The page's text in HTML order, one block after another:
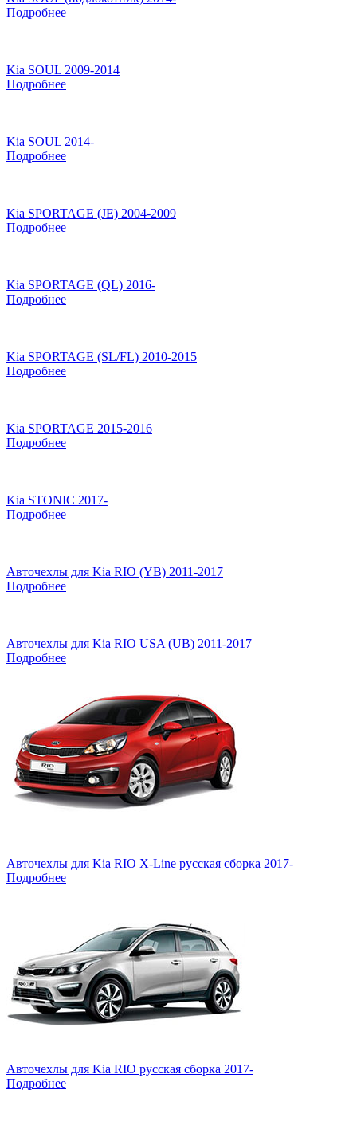
Подробнее
Kia SOUL 2009-2014
Подробнее
Kia SOUL 2014-
Подробнее
Kia SPORTAGE (JE) 2004-2009
Подробнее
Kia SPORTAGE (QL) 2016-
Подробнее
Kia SPORTAGE (SL/FL) 2010-2015
Подробнее
Kia SPORTAGE 2015-2016
Подробнее
Kia STONIC 2017-
Подробнее
Авточехлы для Kia RIO (YB) 2011-2017
Подробнее
Авточехлы для Kia RIO USA (UB) 2011-2017
Подробнее
Авточехлы для Kia RIO X-Line русская сборка 2017-
Подробнее
Авточехлы для Kia RIO русская сборка 2017-
Подробнее